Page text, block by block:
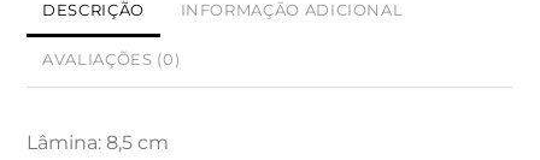
CABO
EM
-
DESCRIÇÃO INFORMAÇÃO ADICIONAL
AVALIAÇÕES (0)
Lâmina: 8,5 cm